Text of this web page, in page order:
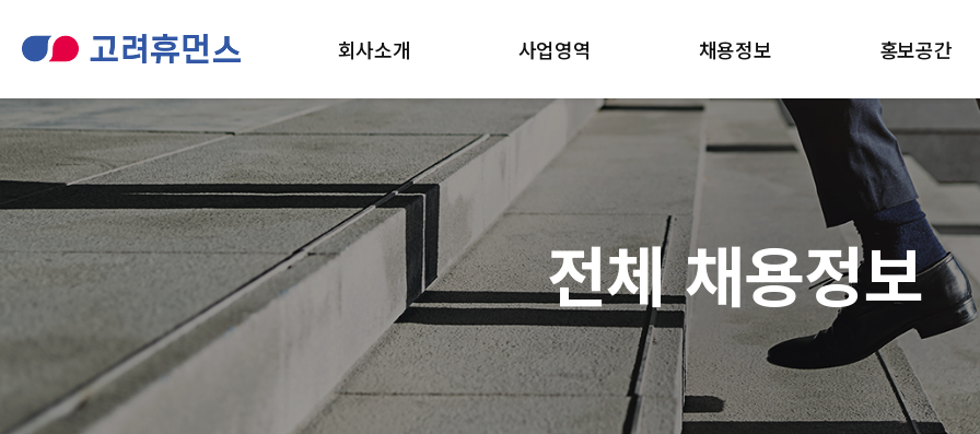
회사소개 사업영역 채용정보 홍보공간
회사개요
인사말
윤리헌장
공지사항
컨택센터
인재파견/금융보안
고객사
사업장 소개
방문판매 직원조회
수상/인증
뉴스/미디어
전체 채용정보